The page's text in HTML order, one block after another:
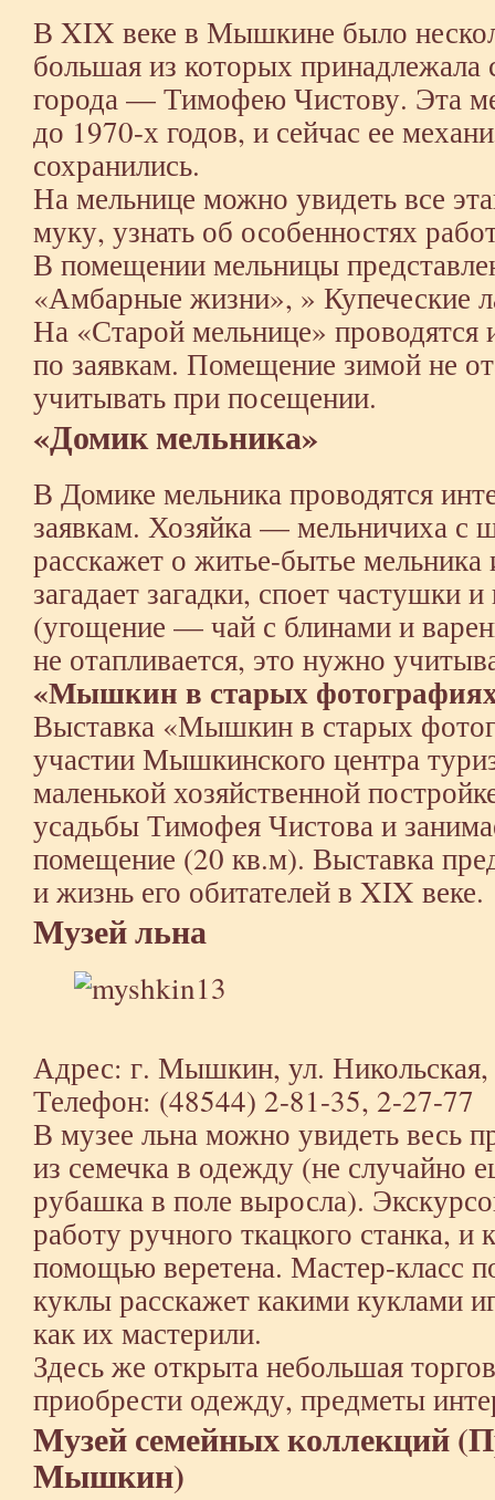
В XIX веке в Мышкине было
большая из которых
города — Тимофею Чистову. Эта
до 1970-х годов, и сейчас ее
сохранились.
На мельнице можно увидеть все
муку, узнать об особенностях
В помещении мельницы
«Амбарные жизни», » Купеческие
На «Старой мельнице»
по заявкам. Помещение зимой не
учитывать при посещении.
«Домик мельника»
В Домике мельника проводятся
заявкам. Хозяйка — мельничиха с
расскажет о житье-бытье
загадает загадки, споет частушки и
(угощение — чай с блинами и
не отапливается, это нужно
«Мышкин в старых
Выставка «Мышкин в старых
участии Мышкинского центра
маленькой хозяйственной
усадьбы Тимофея Чистова и
помещение (20 кв.м). Выставка
и жизнь его обитателей в XIX веке.
Музей льна
Адрес: г. Мышкин, ул. Никольская,
Телефон: (48544) 2-81-35, 2-27-77
В музее льна можно увидеть весь
из семечка в одежду (не случайно
рубашка в поле выросла).
работу ручного ткацкого станка, и
помощью веретена. Мастер-класс
куклы расскажет какими куклами
как их мастерили.
Здесь же открыта небольшая
приобрести одежду, предметы
Музей семейных коллекций
Мышкин)